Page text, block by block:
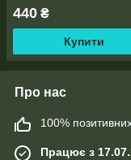
440 ₴
Купити
Про нас
100% позитивних
Працює з